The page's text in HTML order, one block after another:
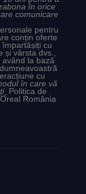
în orice
comunicare
pentru
conțin oferte
cu
vârsta dvs.,
la bază
cu
în care vă
Politica de
România